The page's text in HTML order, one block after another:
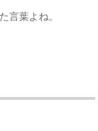
言葉よね。